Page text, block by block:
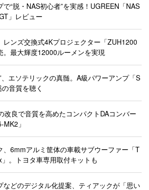
で“脱・NAS初心者”を実感！UGREEN「NAS
」レビュー
レンズ交換式4Kプロジェクター「ZUH1200
。最大輝度12000ルーメンを実現
、エソテリックの真髄。A級パワーアンプ「S
音質を聴く
改良で音質を高めたコンパクトDAコンバー
」
、6mmアルミ筐体の車載サブウーファー「T
。トヨタ車専用取付キットも
などのデジタル化提案、ティアックが「思い